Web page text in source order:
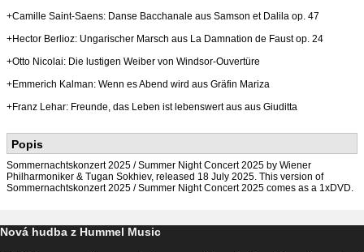
+Camille Saint-Saens: Danse Bacchanale aus Samson et Dalila op. 47
+Hector Berlioz: Ungarischer Marsch aus La Damnation de Faust op. 24
+Otto Nicolai: Die lustigen Weiber von Windsor-Ouvertüre
+Emmerich Kalman: Wenn es Abend wird aus Gräfin Mariza
+Franz Lehar: Freunde, das Leben ist lebenswert aus aus Giuditta
Popis
Sommernachtskonzert 2025 / Summer Night Concert 2025 by Wiener
Philharmoniker & Tugan Sokhiev, released 18 July 2025. This version of
Sommernachtskonzert 2025 / Summer Night Concert 2025 comes as a 1xDVD.
Nová hudba z Hummel Music